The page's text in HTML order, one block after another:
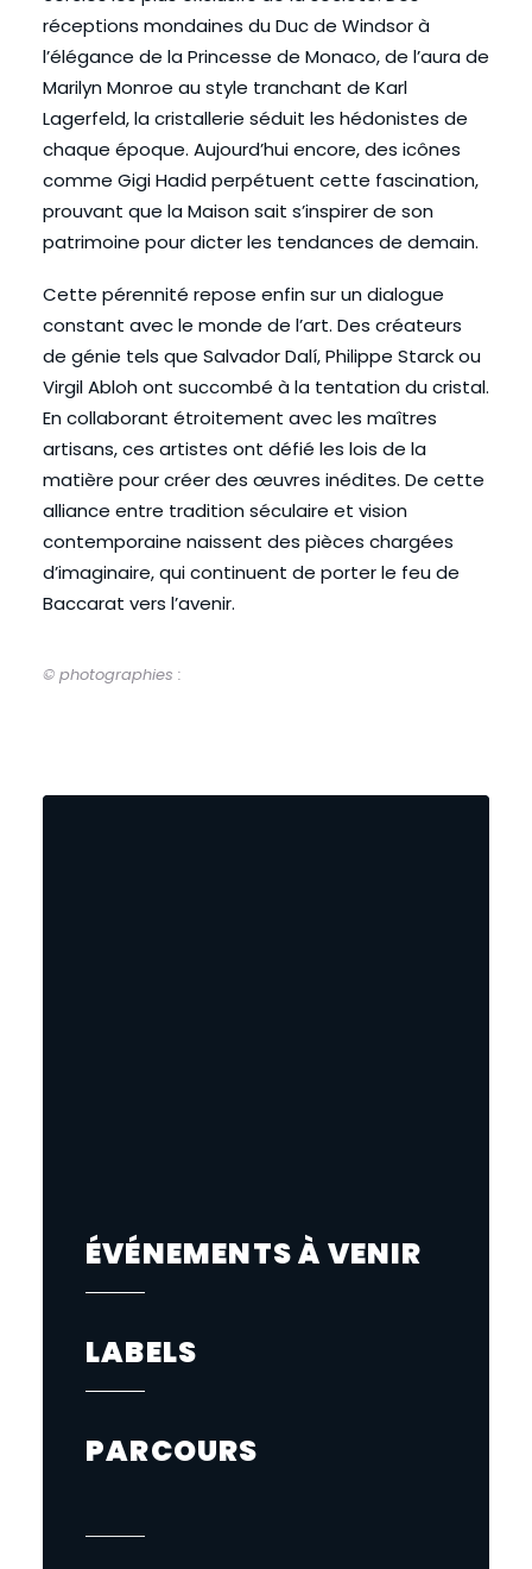
réceptions mondaines du Duc de Windsor à
l’élégance de la Princesse de Monaco, de l’aura de
Marilyn Monroe au style tranchant de Karl
Lagerfeld, la cristallerie séduit les hédonistes de
chaque époque. Aujourd’hui encore, des icônes
comme Gigi Hadid perpétuent cette fascination,
prouvant que la Maison sait s’inspirer de son
patrimoine pour dicter les tendances de demain.
Cette pérennité repose enfin sur un dialogue
constant avec le monde de l’art. Des créateurs
de génie tels que Salvador Dalí, Philippe Starck ou
Virgil Abloh ont succombé à la tentation du cristal.
En collaborant étroitement avec les maîtres
artisans, ces artistes ont défié les lois de la
matière pour créer des œuvres inédites. De cette
alliance entre tradition séculaire et vision
contemporaine naissent des pièces chargées
d’imaginaire, qui continuent de porter le feu de
Baccarat vers l’avenir.
© photographies :
ÉVÉNEMENTS À VENIR
LABELS
PARCOURS